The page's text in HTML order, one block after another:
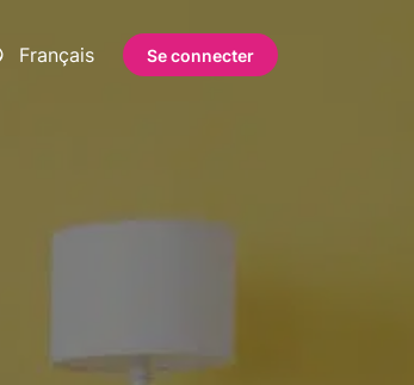
Français Se connecter